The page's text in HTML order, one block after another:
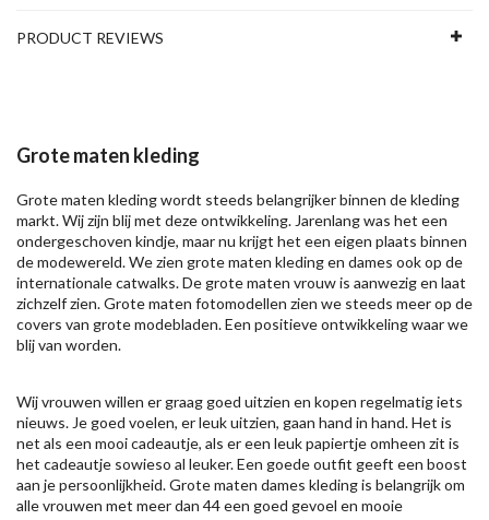
PRODUCT REVIEWS
Grote maten kleding
Grote maten kleding wordt steeds belangrijker binnen de kleding
markt. Wij zijn blij met deze ontwikkeling. Jarenlang was het een
ondergeschoven kindje, maar nu krijgt het een eigen plaats binnen
de modewereld. We zien grote maten kleding en dames ook op de
internationale catwalks. De grote maten vrouw is aanwezig en laat
zichzelf zien. Grote maten fotomodellen zien we steeds meer op de
covers van grote modebladen. Een positieve ontwikkeling waar we
blij van worden.
Wij vrouwen willen er graag goed uitzien en kopen regelmatig iets
nieuws. Je goed voelen, er leuk uitzien, gaan hand in hand. Het is
net als een mooi cadeautje, als er een leuk papiertje omheen zit is
het cadeautje sowieso al leuker. Een goede outfit geeft een boost
aan je persoonlijkheid. Grote maten dames kleding is belangrijk om
alle vrouwen met meer dan 44 een goed gevoel en mooie